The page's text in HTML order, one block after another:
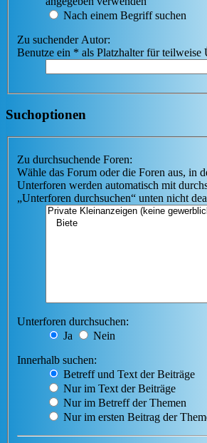
Nach einem Begriff suchen
Zu suchender Autor:
Benutze ein * als Platzhalter für teilweise
Suchoptionen
Zu durchsuchende Foren:
Wähle das Forum oder die Foren aus, in
Unterforen werden automatisch mit
„Unterforen durchsuchen“ unten nicht
Unterforen durchsuchen:
Ja
Nein
Innerhalb suchen:
Betreff und Text der Beiträge
Nur im Text der Beiträge
Nur im Betreff der Themen
Nur im ersten Beitrag der